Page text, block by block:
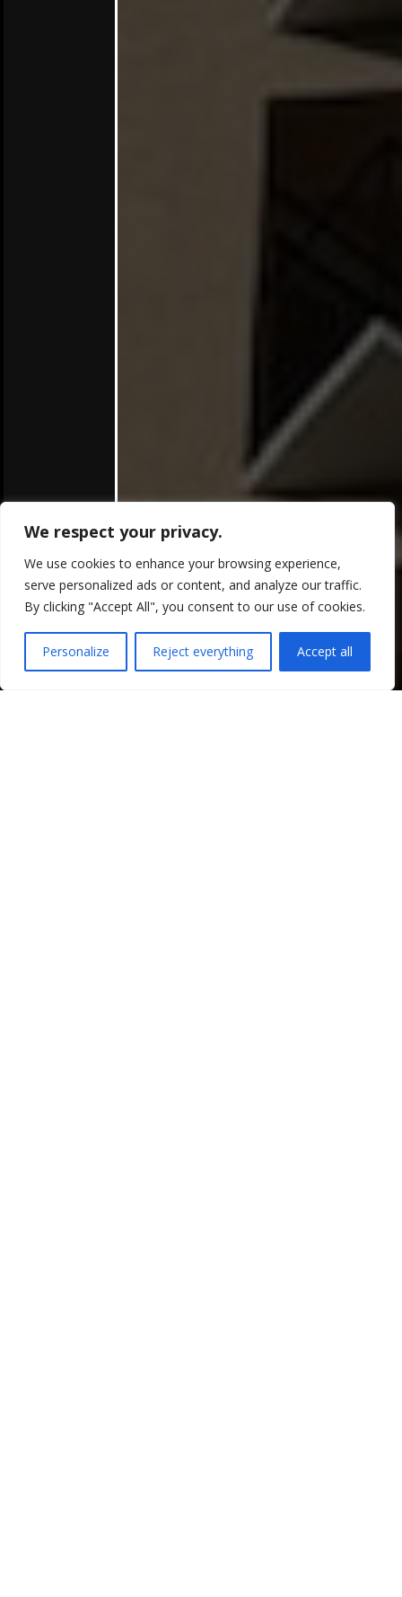
We respect your privacy.
We use cookies to enhance your browsing experience,
serve personalized ads or content, and analyze our traffic.
By clicking "Accept All", you consent to our use of cookies.
Personalize Reject everything Accept all